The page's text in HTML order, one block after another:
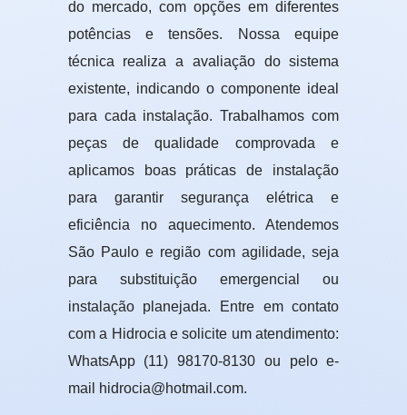
do mercado, com opções em diferentes
potências e tensões. Nossa equipe
técnica realiza a avaliação do sistema
existente, indicando o componente ideal
para cada instalação. Trabalhamos com
peças de qualidade comprovada e
aplicamos boas práticas de instalação
para garantir segurança elétrica e
eficiência no aquecimento. Atendemos
São Paulo e região com agilidade, seja
para substituição emergencial ou
instalação planejada. Entre em contato
com a Hidrocia e solicite um atendimento:
WhatsApp (11) 98170-8130 ou pelo e-
mail hidrocia@hotmail.com.